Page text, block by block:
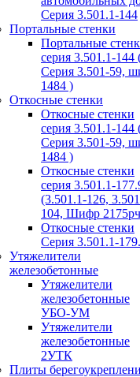
Серия 3.501.1-144
Портальные стенки
Портальные
серия 3.501.1-144
Серия 3.501-59,
1484 )
Откосные стенки
Откосные стенки
серия 3.501.1-144
Серия 3.501-59,
1484 )
Откосные стенки
серия 3.501.1-
(3.501.1-126,
104, Шифр
Откосные стенки
Серия 3.501.1-
Утяжелители
железобетонные
Утяжелители
железобетонные
УБО-УМ
Утяжелители
железобетонные
2УТК
Плиты